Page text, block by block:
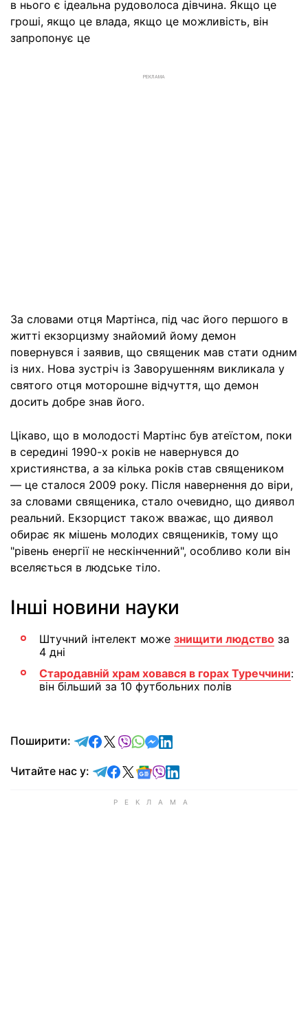
в нього є ідеальна рудоволоса дівчина. Якщо це
гроші, якщо це влада, якщо це можливість, він
запропонує це
РЕКЛАМА
За словами отця Мартінса, під час його першого в
житті екзорцизму знайомий йому демон
повернувся і заявив, що священик мав стати одним
із них. Нова зустріч із Заворушенням викликала у
святого отця моторошне відчуття, що демон
досить добре знав його.
Цікаво, що в молодості Мартінс був атеїстом, поки
в середині 1990-х років не навернувся до
християнства, а за кілька років став священиком
— це сталося 2009 року. Після навернення до віри,
за словами священика, стало очевидно, що диявол
реальний. Екзорцист також вважає, що диявол
обирає як мішень молодих священиків, тому що
"рівень енергії не нескінченний", особливо коли він
вселяється в людське тіло.
Інші новини науки
Штучний інтелект може знищити людство за
4 дні
Стародавній храм ховався в горах Туреччини:
він більший за 10 футбольних полів
Поширити: відправити у Telegram
поділитись у Facebook
поділитись у X
відправити у Viber
відправити у Whatsapp
відправити у Messenger
відправити у LinkedIn
Читайте нас у: Читайте у Telegram
Читайте у Facebook
Читайте у X
Читайте у Google news
Читайте у Viber
Читайте у LinkedIn